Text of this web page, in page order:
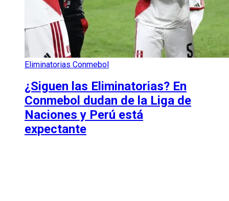
Eliminatorias Conmebol
¿Siguen las Eliminatorias? En
Conmebol dudan de la Liga de
Naciones y Perú está
expectante